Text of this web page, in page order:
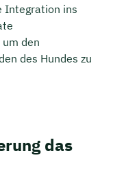
Integration ins
den
des Hundes zu
das